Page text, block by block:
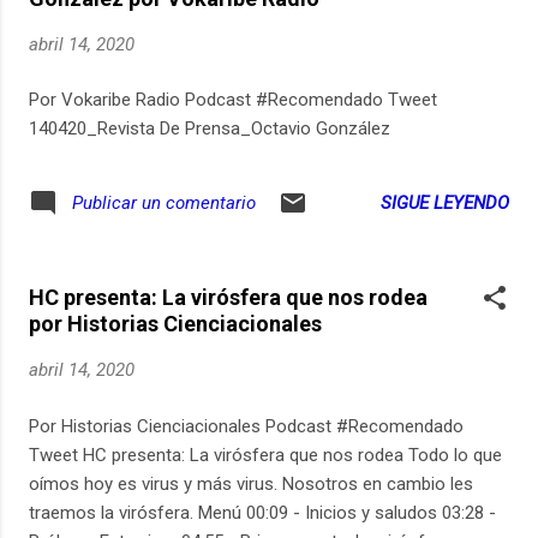
apprendre à finir un texte. » Passée l’évocation de cette
danse de l’hésitation » qui précéda la conception de son
cinquième roman, « L’Art de perdre », lié à son histoire
abril 14, 2020
Por Vokaribe Radio Podcast #Recomendado Tweet
140420_Revista De Prensa_Octavio González
Publicar un comentario SIGUE LEYENDO
HC presenta: La virósfera que nos rodea
por Historias Cienciacionales
abril 14, 2020
Por Historias Cienciacionales Podcast #Recomendado
Tweet HC presenta: La virósfera que nos rodea Todo lo que
oímos hoy es virus y más virus. Nosotros en cambio les
traemos la virósfera. Menú 00:09 - Inicios y saludos 03:28 -